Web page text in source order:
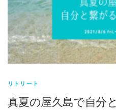
リトリート
真夏の屋久島で自分